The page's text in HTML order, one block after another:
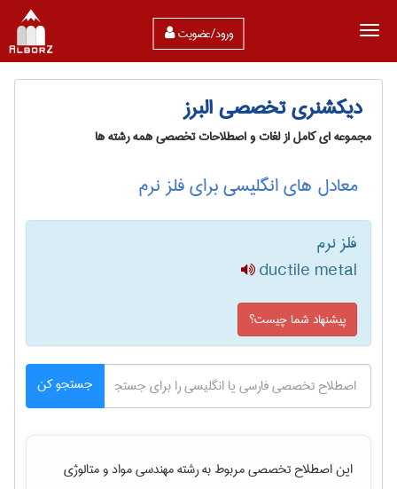
ورود/عضویت
دیکشنری تخصصی البرز
مجموعه ای کامل از لغات و اصطلاحات تخصصی همه رشته ها
معادل های انگلیسی برای فلز نرم
فلز نرم
ductile metal
پیشنهاد شما چیست؟
جستجو کن
این اصطلاح تخصصی مربوط به رشتهمهندسی مواد و متالوژی